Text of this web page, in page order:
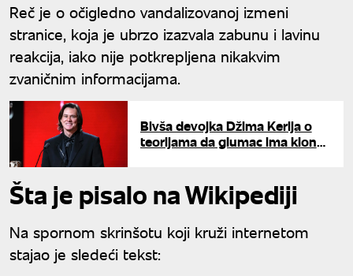
Reč je o očigledno vandalizovanoj izmeni
stranice, koja je ubrzo izazvala zabunu i lavinu
reakcija, iako nije potkrepljena nikakvim
zvaničnim informacijama.
Bivša devojka Džima Kerija o
teorijama da glumac ima klona:
Šta je pisalo na Wikipediji
Na spornom skrinšotu koji kruži internetom
stajao je sledeći tekst: